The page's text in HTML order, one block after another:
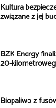
Kultura
związane z jej
BZK Energy
20-
Biopaliwo z